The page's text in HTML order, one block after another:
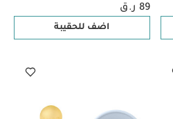
89 ر.ق
اضف للحقيبة